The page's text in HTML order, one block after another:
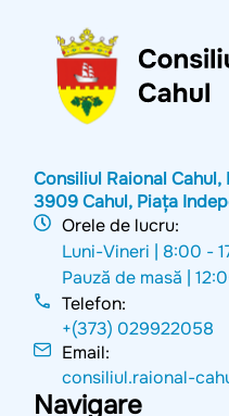
Consiliul Raional
3909 Cahul, Piața
Orele de lucru:
Luni-Vineri | 8:00 -
Pauză de masă |
Telefon:
+(373) 029922058
Email:
consiliul.raional-
Navigare